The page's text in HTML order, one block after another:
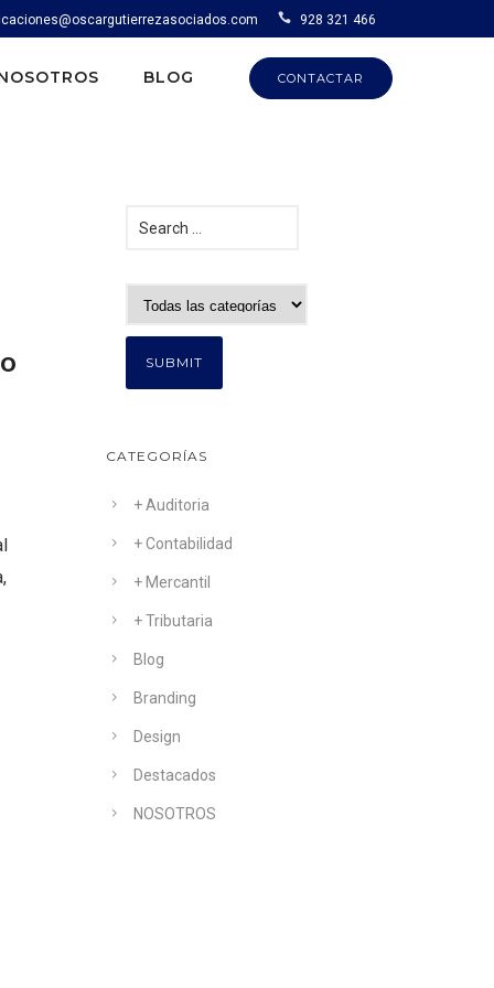
928 321 466
CONTACTAR
BLOG
CATEGORÍAS
+ Auditoria
+ Contabilidad
+ Mercantil
+ Tributaria
Blog
Branding
Design
Destacados
NOSOTROS